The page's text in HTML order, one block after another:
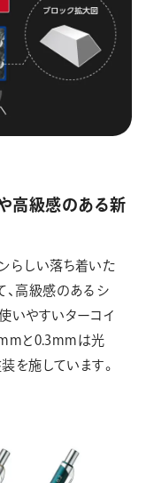
高級感のある新
らしい落ち着いた
、高級感のあるシ
いやすいターコイ
と0.3mmは光
を施しています。